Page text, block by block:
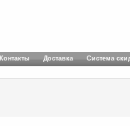
Контакты Доставка Система